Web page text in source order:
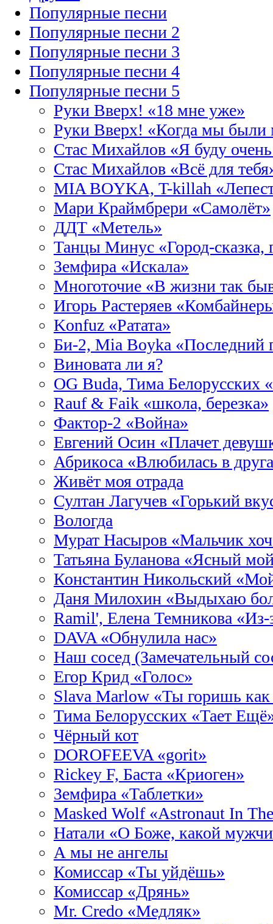
Популярные песни
Популярные песни 2
Популярные песни 3
Популярные песни 4
Популярные песни 5
Руки Вверх! «18 мне уже»
Руки Вверх! «Когда мы
Стас Михайлов «Я буду очень
Стас Михайлов «Всё для
MIA BOYKA, T-killah
Мари Краймбрери «Самолёт»
ДДТ «Метель»
Танцы Минус «Город-сказка,
Земфира «Искала»
Многоточие «В жизни так
Игорь Растеряев
Konfuz «Ратата»
Би-2, Mia Boyka «Последний
Виновата ли я?
OG Buda, Тима Белорусских
Rauf & Faik «школа, березка»
Фактор-2 «Война»
Евгений Осин «Плачет
Абрикоса «Влюбилась в
Живёт моя отрада
Султан Лагучев «Горький
Вологда
Мурат Насыров «Мальчик
Татьяна Буланова «Ясный
Константин Никольский
Даня Милохин «Выдыхаю
Ramil', Елена Темникова «Из-
DAVA «Обнулила нас»
Наш сосед (Замечательный
Егор Крид «Голос»
Slava Marlow «Ты горишь как
Тима Белорусских «Тает
Чёрный кот
DOROFEEVA «gorit»
Rickey F, Баста «Криоген»
Земфира «Таблетки»
Masked Wolf «Astronaut In
Натали «О Боже, какой
А мы не ангелы
Комиссар «Ты уйдёшь»
Комиссар «Дрянь»
Mr. Credo «Медляк»